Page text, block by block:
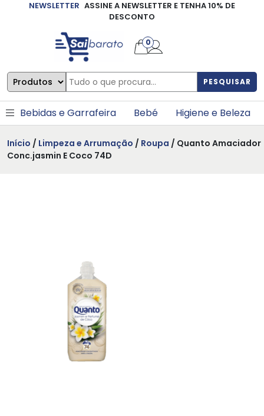
NEWSLETTER ASSINE A NEWSLETTER E TENHA 10% DE
DESCONTO
PESQUISAR
0
Bebidas e Garrafeira Bebé Higiene e Beleza
Início / Limpeza e Arrumação / Roupa / Quanto Amaciador
Conc.jasmin E Coco 74D